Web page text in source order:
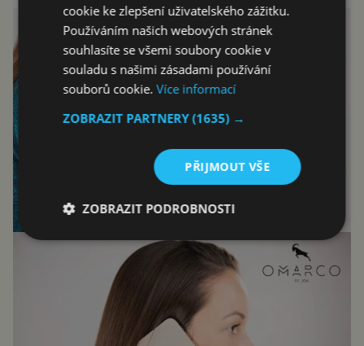
cookie ke zlepšení uživatelského zážitku.
Používáním našich webových stránek
souhlasíte se všemi soubory cookie v
souladu s našimi zásadami používání
souborů cookie.Více informací
ZOBRAZIT PARTNERY(1635) →
PŘIJMOUT VŠE
ZOBRAZIT PODROBNOSTI